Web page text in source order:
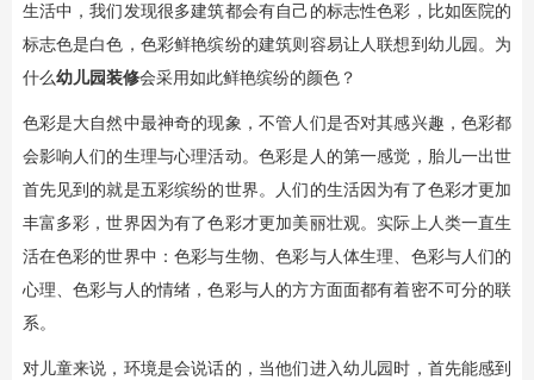
生活中，我们发现很多建筑都会有自己的标志性色彩，比如医院的
标志色是白色，色彩鲜艳缤纷的建筑则容易让人联想到幼儿园。为
什么幼儿园装修会采用如此鲜艳缤纷的颜色？
色彩是大自然中最神奇的现象，不管人们是否对其感兴趣，色彩都
会影响人们的生理与心理活动。色彩是人的第一感觉，胎儿一出世
首先见到的就是五彩缤纷的世界。人们的生活因为有了色彩才更加
丰富多彩，世界因为有了色彩才更加美丽壮观。实际上人类一直生
活在色彩的世界中：色彩与生物、色彩与人体生理、色彩与人们的
心理、色彩与人的情绪，色彩与人的方方面面都有着密不可分的联
系。
对儿童来说，环境是会说话的，当他们进入幼儿园时，首先能感到